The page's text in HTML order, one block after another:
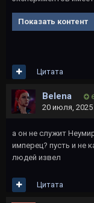
Показать контент
Цитата
Belena
20 июля, 2025
а он не служит
имперец? пусть и не
людей извел
Цитата